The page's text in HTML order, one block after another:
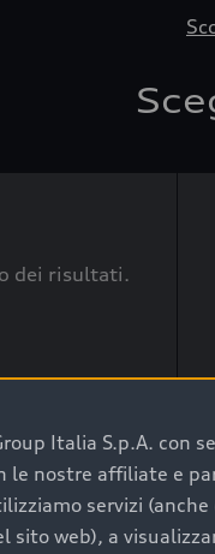
dei risultati.
Italia S.p.A. con
le nostre affiliate e
servizi
sito web), a